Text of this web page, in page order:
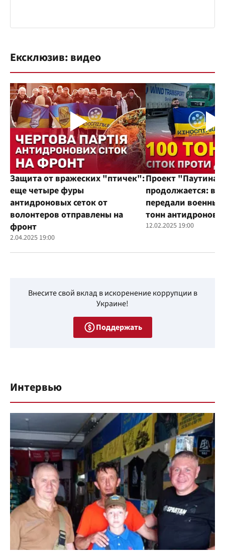
Ексклюзив: видео
Защита от вражеских "птичек":
еще четыре фуры
антидроновых сеток от
волонтеров отправлены на
фронт
2.04.2025 19:00
Проект "Паутина"
продолжается:
передали
тонн
12.02.2025 19:00
Внесите свой вклад в искоренение коррупции в
Украине!
Поддержать
Интервью